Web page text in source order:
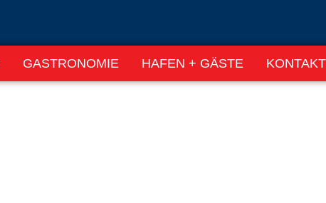
GASTRONOMIE HAFEN + GÄSTE KONTAKT